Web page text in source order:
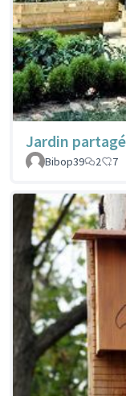
Jardin
Bibop39
2 7